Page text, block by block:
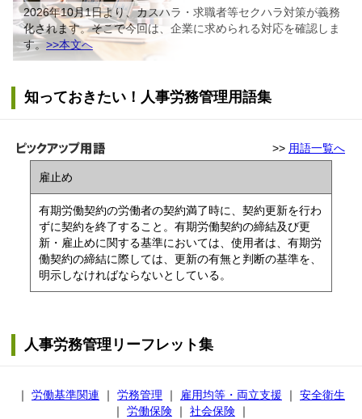
2026年10月1日より、カスハラ・求職者等セクハラ対策が義務
化されます。そこで今回は、企業に求められる対応を確認しま
す。 >>本文へ
知っておきたい！人事労務管理用語集
>> 用語一覧へ
雇止め
有期労働契約の労働者の契約満了時に、契約更新を行わ
ずに契約を終了すること。有期労働契約の締結及び更
新・雇止めに関する基準においては、使用者は、有期労
働契約の締結に際しては、更新の有無と判断の基準を、
明示しなければならないとしている。
人事労務管理リーフレット集
｜ 労働基準関連 ｜ 労務管理 ｜ 雇用均等・両立支援 ｜ 安全衛生
｜ 労働保険 ｜ 社会保険 ｜